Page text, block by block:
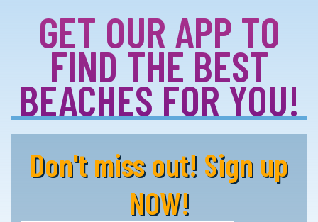
GET OUR APP TO
FIND THE BEST
BEACHES FOR YOU!
Don't miss out! Sign up
NOW!